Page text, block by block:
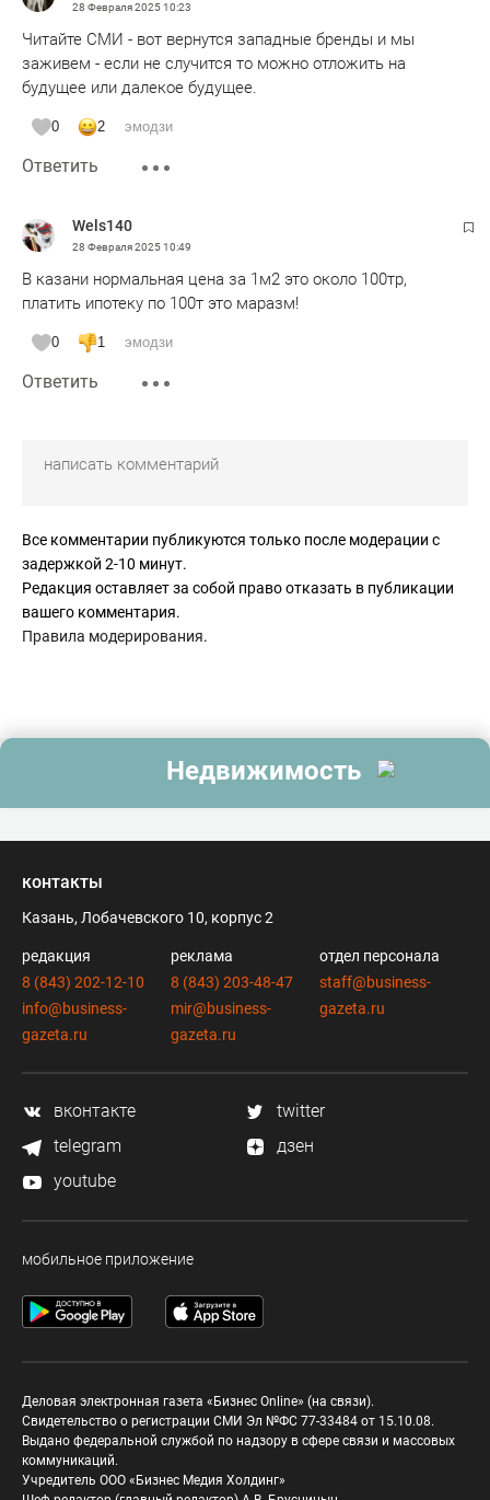
28 Февраля 202510:23
Читайте СМИ - вот вернутся западные бренды и мы
заживем - если не случится то можно отложить на
будущее или далекое будущее.
0 2 эмодзи
Ответить
Wels140
28 Февраля 202510:49
В казани нормальная цена за 1м2 это около 100тр,
платить ипотеку по 100т это маразм!
0 1 эмодзи
Ответить
Все комментарии публикуются только после модерации с
задержкой 2-10 минут.
Редакция оставляет за собой право отказать в публикации
вашего комментария.
Правила модерирования.
Недвижимость
контакты
Казань, Лобачевского 10, корпус 2
редакция
8 (843) 202-12-10
info@business-
gazeta.ru
реклама
8 (843) 203-48-47
mir@business-
gazeta.ru
отдел персонала
staff@business-
gazeta.ru
вконтакте
twitter
telegram
дзен
youtube
мобильное приложение
Деловая электронная газета «Бизнес Online» (на связи).
Свидетельство о регистрации СМИ Эл №ФС 77-33484 от 15.10.08.
Выдано федеральной службой по надзору в сфере связи и массовых
коммуникаций.
Учредитель ООО «Бизнес Медия Холдинг»